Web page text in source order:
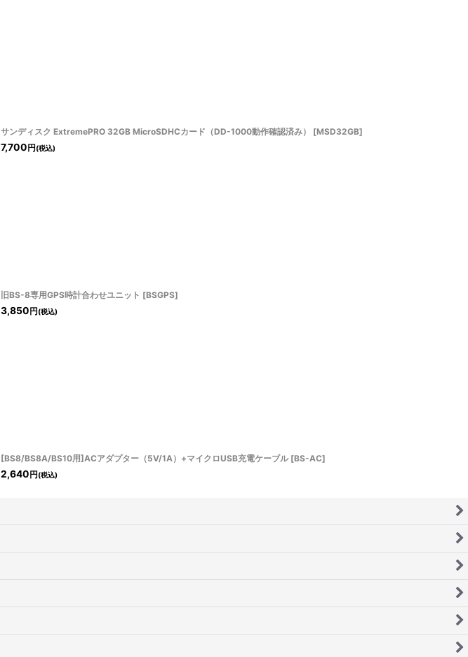
サンディスク ExtremePRO 32GB MicroSDHCカード（DD-1000動作確認済み） [MSD32GB]
7,700 円 (税込)
旧BS-8専用GPS時計合わせユニット [BSGPS]
3,850 円 (税込)
[BS8/BS8A/BS10用]ACアダプター（5V/1A）+マイクロUSB充電ケーブル [BS-AC]
2,640 円 (税込)